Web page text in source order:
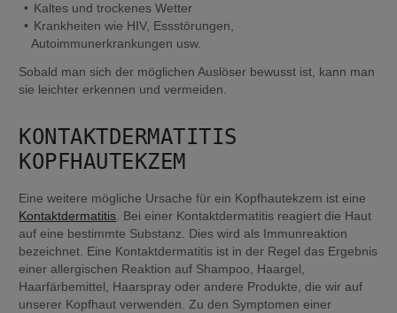
Kaltes und trockenes Wetter
Krankheiten wie HIV, Essstörungen,
Autoimmunerkrankungen usw.
Sobald man sich der möglichen Auslöser bewusst ist, kann man
sie leichter erkennen und vermeiden.
KONTAKTDERMATITIS
KOPFHAUTEKZEM
Kontaktdermatitis . Bei einer Kontaktdermatitis reagiert die Haut
auf eine bestimmte Substanz. Dies wird als Immunreaktion
bezeichnet. Eine Kontaktdermatitis ist in der Regel das Ergebnis
einer allergischen Reaktion auf Shampoo, Haargel,
Haarfärbemittel, Haarspray oder andere Produkte, die wir auf
unserer Kopfhaut verwenden. Zu den Symptomen einer